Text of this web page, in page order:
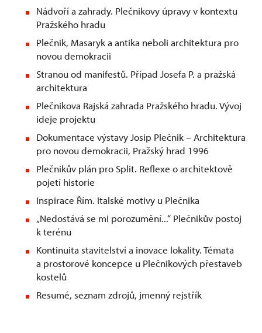
Nádvoří a zahrady. Plečnikovy úpravy v kontextu
Pražského hradu
Plečnik, Masaryk a antika neboli architektura pro
novou demokracii
Stranou od manifestů. Případ Josefa P. a pražská
architektura
Plečnikova Rajská zahrada Pražského hradu. Vývoj
ideje projektu
Dokumentace výstavy Josip Plečnik – Architektura
pro novou demokracii, Pražský hrad 1996
Plečnikův plán pro Split. Reflexe o architektově
pojetí historie
Inspirace Řím. Italské motivy u Plečnika
„Nedostává se mi porozumění...“ Plečnikův postoj
k terénu
Kontinuita stavitelství a inovace lokality. Témata
a prostorové koncepce u Plečnikových přestaveb
kostelů
Resumé, seznam zdrojů, jmenný rejstřík